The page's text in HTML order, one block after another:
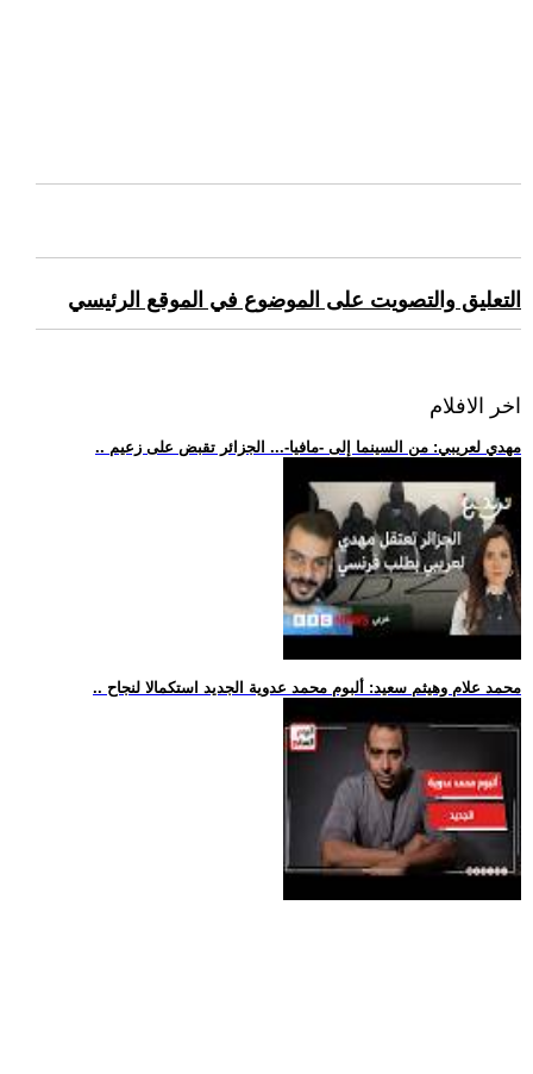
التعليق والتصويت على الموضوع في الموقع الرئيسي
اخر الافلام
.. مهدي لعريبي: من السينما إلى -مافيا-... الجزائر تقبض على زعيم
.. محمد علام وهيثم سعيد: ألبوم محمد عدوية الجديد استكمالا لنجاح